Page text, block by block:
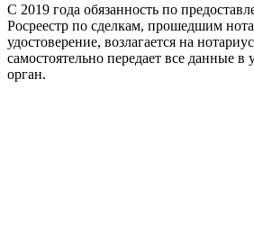
С 2019 года обязанность по
Росреестр по сделкам, прошедшим
удостоверение, возлагается на
самостоятельно передает все данные
орган.